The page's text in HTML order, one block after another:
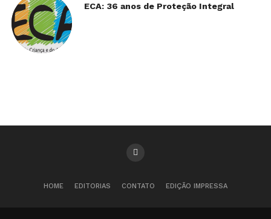
ECA: 36 anos de Proteção Integral
HOME EDITORIAS CONTATO EDIÇÃO IMPRESSA